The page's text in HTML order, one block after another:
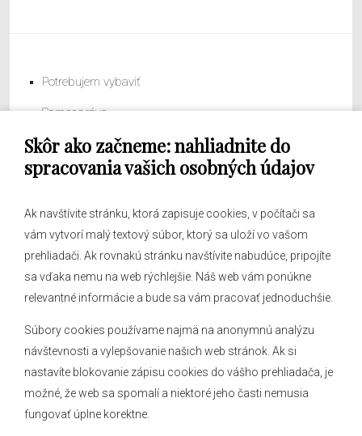
Skôr ako začneme: nahliadnite do
spracovania vašich osobných údajov
Ak navštívite stránku, ktorá zapisuje cookies, v počítači sa
vám vytvorí malý textový súbor, ktorý sa uloží vo vašom
prehliadači. Ak rovnakú stránku navštívite nabudúce, pripojíte
sa vďaka nemu na web rýchlejšie. Náš web vám ponúkne
relevantné informácie a bude sa vám pracovať jednoduchšie.
Súbory cookies používame najmä na anonymnú analýzu
návštevnosti a vylepšovanie našich web stránok. Ak si
nastavíte blokovanie zápisu cookies do vášho prehliadača, je
možné, že web sa spomalí a niektoré jeho časti nemusia
fungovať úplne korektne.
Potrebujem vybaviť
Samospráva
Obecný úrad
O obci
Hlásenia obecného rozhlasu
Kontakt
Mapa stránok